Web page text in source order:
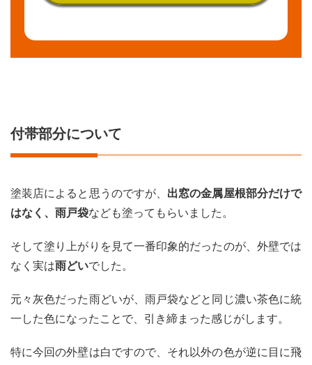
付帯部分について
塗装店によると思うのですが、 出窓の金属屋根部分だけで
はなく、雨戸袋なども塗ってもらいました。
そして塗り上がりを見て一番印象的だったのが、外壁では
なく実は雨どいでした。
元々灰色だった雨どいが、雨戸袋などと同じ濃い茶色に統
一した色になったことで、引き締まった感じがします。
特に今回の外壁は白ですので、それ以外の色が逆に目に飛